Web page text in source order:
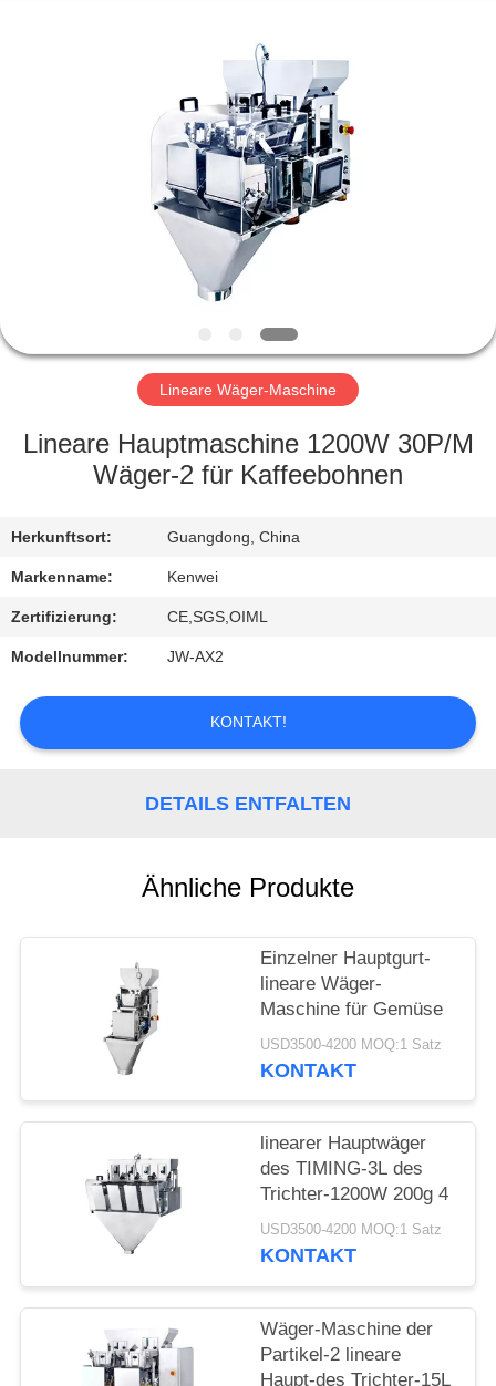
STARTSEITE
PRODUKTE
FABRIK
QUALITÄTSKONTROLLE
KONTAKT
REFERENZEN
Lineare Wäger-Maschine
Lineare Hauptmaschine 1200W 30P/M
Wäger-2 für Kaffeebohnen
Herkunftsort: Guangdong, China
Markenname: Kenwei
Zertifizierung: CE,SGS,OIML
Modellnummer: JW-AX2
KONTAKT!
DETAILS ENTFALTEN
Ähnliche Produkte
Einzelner Hauptgurt-
lineare Wäger-
Maschine für Gemüse
USD3500-4200 MOQ:1 Satz
KONTAKT
linearer Hauptwäger
des TIMING-3L des
Trichter-1200W 200g 4
USD3500-4200 MOQ:1 Satz
KONTAKT
Wäger-Maschine der
Partikel-2 lineare
Haupt-des Trichter-15L